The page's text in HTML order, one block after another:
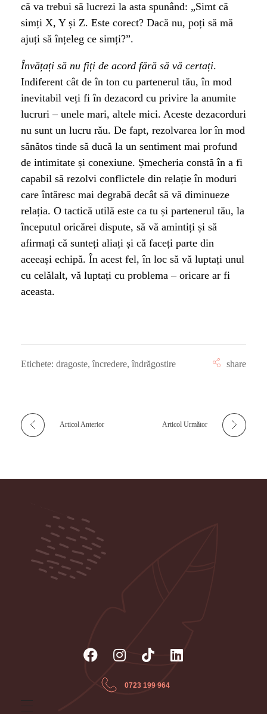
că va trebui să lucrezi la asta spunând: „Simt că
simți X, Y și Z. Este corect? Dacă nu, poți să mă
ajuți să înțeleg ce simți?”.
Învățați să nu fiți de acord fără să vă certați.
Indiferent cât de în ton cu partenerul tău, în mod
inevitabil veți fi în dezacord cu privire la anumite
lucruri – unele mari, altele mici. Aceste dezacorduri
nu sunt un lucru rău. De fapt, rezolvarea lor în mod
sănătos tinde să ducă la un sentiment mai profund
de intimitate și conexiune. Șmecheria constă în a fi
capabil să rezolvi conflictele din relație în moduri
care întăresc mai degrabă decât să vă diminueze
relația. O tactică utilă este ca tu și partenerul tău, la
începutul oricărei dispute, să vă amintiți și să
afirmați că sunteți aliați și că faceți parte din
aceeași echipă. În acest fel, în loc să vă luptați unul
cu celălalt, vă luptați cu problema – oricare ar fi
aceasta.
Etichete: dragoste,încredere,îndrăgostire
Articol Anterior Articol Următor
Psiholog Gabriela Presadă - Cabinet
individual de Psihologie și Psihoterapie
0723 199 964